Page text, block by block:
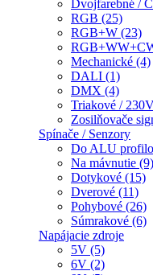
Dvojfarebné /
RGB (25)
RGB+W (23)
Mechanické (4)
DALI (1)
DMX (4)
Triakové /
Zosilňovače
Spínače / Senzory
Do ALU
Na mávnutie (9)
Dotykové (15)
Dverové (11)
Pohybové (26)
Súmrakové (6)
Napájacie zdroje
5V (5)
6V (2)